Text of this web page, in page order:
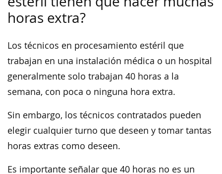
horas extra?
Los técnicos en procesamiento estéril que
trabajan en una instalación médica o un hospital
generalmente solo trabajan 40 horas a la
semana, con poca o ninguna hora extra.
Sin embargo, los técnicos contratados pueden
elegir cualquier turno que deseen y tomar tantas
horas extras como deseen.
Es importante señalar que 40 horas no es un